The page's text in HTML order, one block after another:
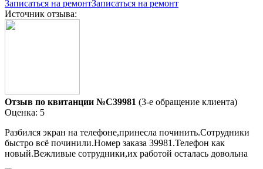
Записаться на ремонтЗаписаться на ремонт
Источник отзыва:
Отзыв по квитанции №C39981 (3-е обращение клиента)
Оценка: 5
Разбился экран на телефоне,принесла починить.Сотрудники
быстро всё починили.Номер заказа 39981.Телефон как
новый.Вежливые сотрудники,их работой осталась довольна